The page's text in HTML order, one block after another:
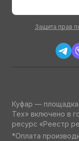
Защита прав
Куфар —
Тех» включено в
ресурс «Реестр
*Оплата